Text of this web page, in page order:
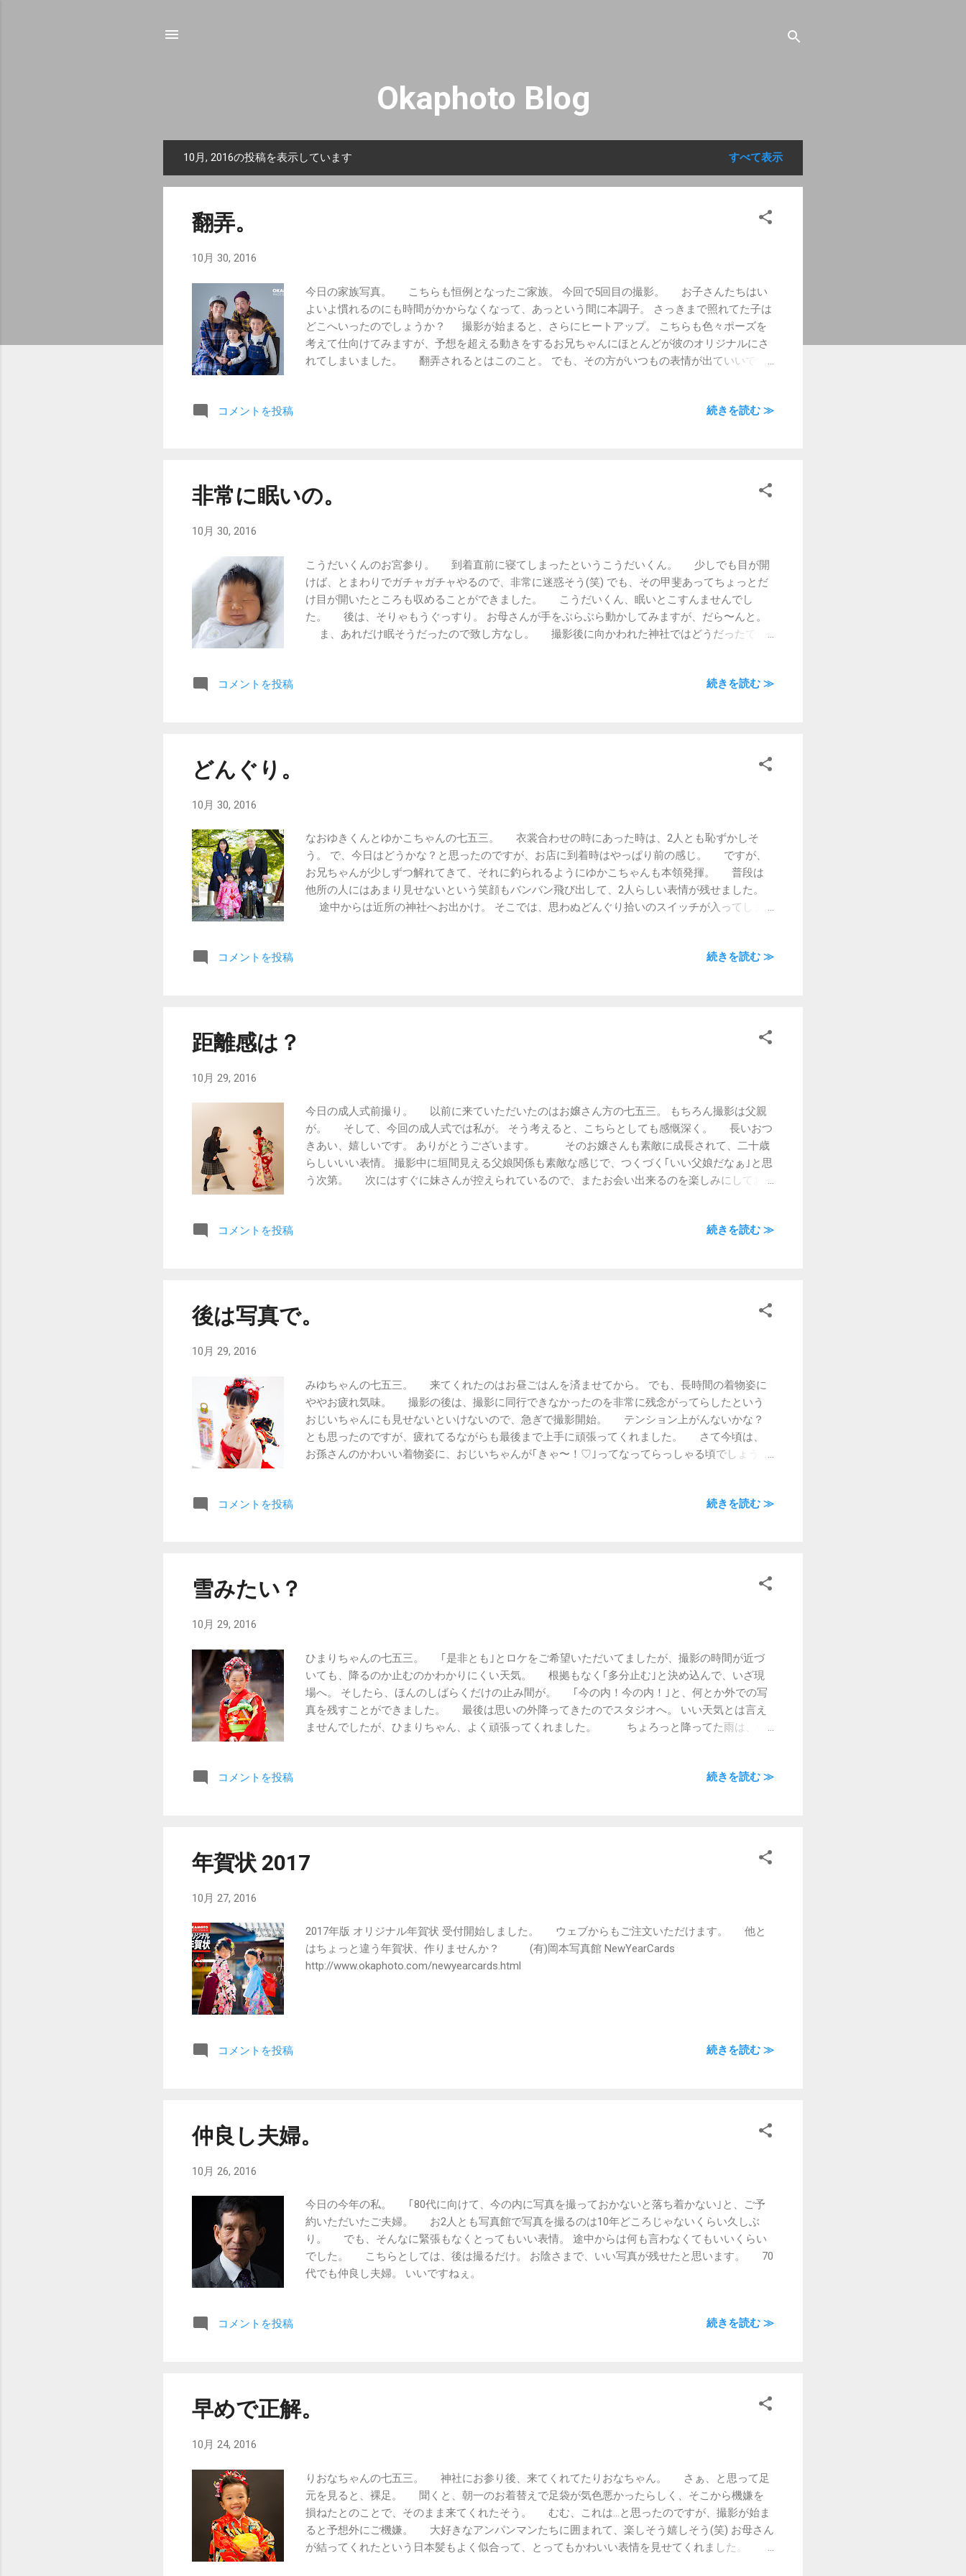
Okaphoto Blog
稿
10月, 2016の投稿を表示しています すべて表示
翻弄。
10月 30, 2016
今日の家族写真。 こちらも恒例となったご家族。 今回で5回目の撮影。 お子さんたちはい
よいよ慣れるのにも時間がかからなくなって、あっという間に本調子。 さっきまで照れてた子は
どこへいったのでしょうか？ 撮影が始まると、さらにヒートアップ。 こちらも色々ポーズを
考えて仕向けてみますが、予想を超える動きをするお兄ちゃんにほとんどが彼のオリジナルにさ
れてしまいました。 翻弄されるとはこのこと。 でも、その方がいつもの表情が出ていいです
コメントを投稿
続きを読む ≫
非常に眠いの。
10月 30, 2016
こうだいくんのお宮参り。 到着直前に寝てしまったというこうだいくん。 少しでも目が開
けば、とまわりでガチャガチャやるので、非常に迷惑そう(笑) でも、その甲斐あってちょっとだ
け目が開いたところも収めることができました。 こうだいくん、眠いとこすんませんでし
た。 後は、そりゃもうぐっすり。 お母さんが手をぶらぶら動かしてみますが、だら〜んと。
ま、あれだけ眠そうだったので致し方なし。 撮影後に向かわれた神社ではどうだったでし
コメントを投稿 続きを読む ≫
どんぐり。
10月 30, 2016
なおゆきくんとゆかこちゃんの七五三。 衣裳合わせの時にあった時は、2人とも恥ずかしそ
う。 で、今日はどうかな？と思ったのですが、お店に到着時はやっぱり前の感じ。 ですが、
お兄ちゃんが少しずつ解れてきて、それに釣られるようにゆかこちゃんも本領発揮。 普段は
他所の人にはあまり見せないという笑顔もバンバン飛び出して、2人らしい表情が残せました。
途中からは近所の神社へお出かけ。 そこでは、思わぬどんぐり拾いのスイッチが入ってしま
コメントを投稿 続きを読む ≫
距離感は？
10月 29, 2016
今日の成人式前撮り。 以前に来ていただいたのはお嬢さん方の七五三。 もちろん撮影は父親
が。 そして、今回の成人式では私が。 そう考えると、こちらとしても感慨深く。 長いおつ
きあい、嬉しいです。 ありがとうございます。 そのお嬢さんも素敵に成長されて、二十歳
らしいいい表情。 撮影中に垣間見える父娘関係も素敵な感じで、つくづく｢いい父娘だなぁ｣と思
う次第。 次にはすぐに妹さんが控えられているので、またお会い出来るのを楽しみにしてお
コメントを投稿
続きを読む ≫
後は写真で。
10月 29, 2016
みゆちゃんの七五三。 来てくれたのはお昼ごはんを済ませてから。 でも、長時間の着物姿に
ややお疲れ気味。 撮影の後は、撮影に同行できなかったのを非常に残念がってらしたという
おじいちゃんにも見せないといけないので、急ぎで撮影開始。 テンション上がんないかな？
とも思ったのですが、疲れてるながらも最後まで上手に頑張ってくれました。 さて今頃は、
お孫さんのかわいい着物姿に、おじいちゃんが｢きゃ〜！♡｣ってなってらっしゃる頃でしょう
コメントを投稿 続きを読む ≫
雪みたい？
10月 29, 2016
ひまりちゃんの七五三。 ｢是非とも｣とロケをご希望いただいてましたが、撮影の時間が近づ
いても、降るのか止むのかわかりにくい天気。 根拠もなく｢多分止む｣と決め込んで、いざ現
場へ。 そしたら、ほんのしばらくだけの止み間が。 ｢今の内！今の内！｣と、何とか外での写
真を残すことができました。 最後は思いの外降ってきたのでスタジオへ。 いい天気とは言え
ませんでしたが、ひまりちゃん、よく頑張ってくれました。 ちょろっと降ってた雨は、い
コメントを投稿 続きを読む ≫
年賀状 2017
10月 27, 2016
2017年版 オリジナル年賀状 受付開始しました。 ウェブからもご注文いただけます。 他と
はちょっと違う年賀状、作りませんか？ (有)岡本写真館 NewYearCards
http://www.okaphoto.com/newyearcards.html
コメントを投稿 続きを読む ≫
仲良し夫婦。
10月 26, 2016
今日の今年の私。 ｢80代に向けて、今の内に写真を撮っておかないと落ち着かない｣と、ご予
約いただいたご夫婦。 お2人とも写真館で写真を撮るのは10年どころじゃないくらい久しぶ
り。 でも、そんなに緊張もなくとってもいい表情。 途中からは何も言わなくてもいいくらい
でした。 こちらとしては、後は撮るだけ。 お陰さまで、いい写真が残せたと思います。 70
代でも仲良し夫婦。 いいですねぇ。
コメントを投稿 続きを読む ≫
早めで正解。
10月 24, 2016
りおなちゃんの七五三。 神社にお参り後、来てくれてたりおなちゃん。 さぁ、と思って足
元を見ると、裸足。 聞くと、朝一のお着替えで足袋が気色悪かったらしく、そこから機嫌を
損ねたとのことで、そのまま来てくれたそう。 むむ、これは…と思ったのですが、撮影が始ま
ると予想外にご機嫌。 大好きなアンパンマンたちに囲まれて、楽しそう嬉しそう(笑) お母さん
が結ってくれたという日本髪もよく似合って、とってもかわいい表情を見せてくれました。